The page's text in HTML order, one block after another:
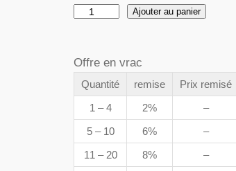
p
r
n
t
Ajouter au panier
Offre en vrac
Quantité remise
Prix remisé
1 – 4
2%
–
5 – 10
6%
–
11 – 20
8%
–